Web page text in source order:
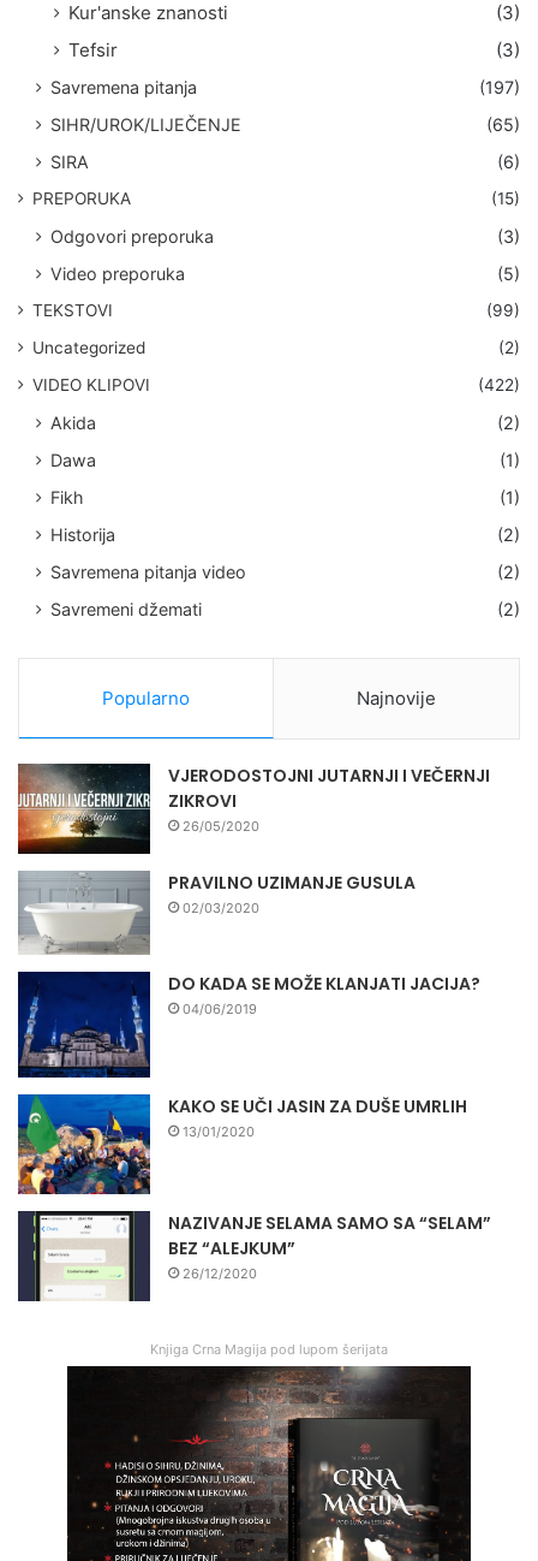
Kur'anske znanosti
(3)
Tefsir
(3)
Savremena pitanja
(197)
SIHR/UROK/LIJEČENJE
(65)
SIRA
(6)
PREPORUKA (15)
Odgovori preporuka
(3)
Video preporuka
(5)
TEKSTOVI
(99)
Uncategorized
(2)
VIDEO KLIPOVI
(422)
Akida
(2)
Dawa
(1)
Fikh
(1)
Historija
(2)
Savremena pitanja video
(2)
Savremeni džemati
(2)
Popularno Najnovije
VJERODOSTOJNI JUTARNJI I VEČERNJI
ZIKROVI
26/05/2020
PRAVILNO UZIMANJE GUSULA
02/03/2020
DO KADA SE MOŽE KLANJATI JACIJA?
04/06/2019
KAKO SE UČI JASIN ZA DUŠE UMRLIH
13/01/2020
NAZIVANJE SELAMA SAMO SA “SELAM”
BEZ “ALEJKUM”
26/12/2020
Knjiga Crna Magija pod lupom šerijata